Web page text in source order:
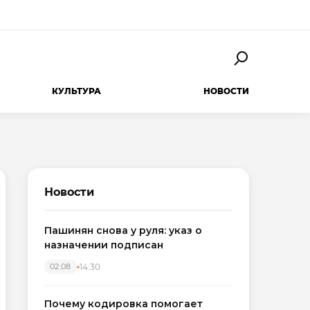
КУЛЬТУРА НОВОСТИ
Новости
Пашинян снова у руля: указ о
назначении подписан
02.08 14:30
Почему кодировка помогает